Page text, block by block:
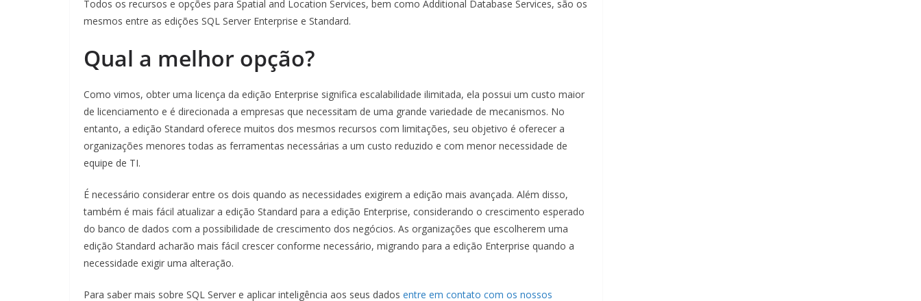
Todos os recursos e opções para Spatial and Location Services, bem como Additional Database Services, são os
mesmos entre as edições SQL Server Enterprise e Standard.
Qual a melhor opção?
Como vimos, obter uma licença da edição Enterprise significa escalabilidade ilimitada, ela possui um custo maior
de licenciamento e é direcionada a empresas que necessitam de uma grande variedade de mecanismos. No
entanto, a edição Standard oferece muitos dos mesmos recursos com limitações, seu objetivo é oferecer a
organizações menores todas as ferramentas necessárias a um custo reduzido e com menor necessidade de
equipe de TI.
É necessário considerar entre os dois quando as necessidades exigirem a edição mais avançada. Além disso,
também é mais fácil atualizar a edição Standard para a edição Enterprise, considerando o crescimento esperado
do banco de dados com a possibilidade de crescimento dos negócios. As organizações que escolherem uma
edição Standard acharão mais fácil crescer conforme necessário, migrando para a edição Enterprise quando a
necessidade exigir uma alteração.
Para saber mais sobre SQL Server e aplicar inteligência aos seus dados entre em contato com os nossos